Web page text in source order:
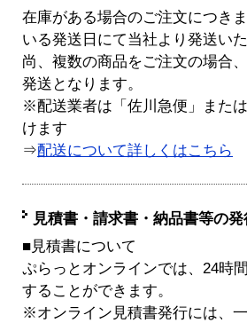
在庫がある場合のご注文につき
いる発送日にて当社より発送い
尚、複数の商品をご注文の場合
発送となります。
※配送業者は「佐川急便」また
けます
⇒配送について詳しくはこちら
見積書・請求書・納品書等の
■見積書について
ぷらっとオンラインでは、24時
することができます。
※オンライン見積書発行には、